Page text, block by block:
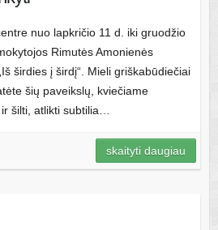
nuo lapkričio 11 d. iki gruodžio
Rimutės Amonienės
širdies į širdį“. Mieli griškabūdiečiai
šių paveikslų, kviečiame
šilti, atlikti subtilia…
skaityti daugiau